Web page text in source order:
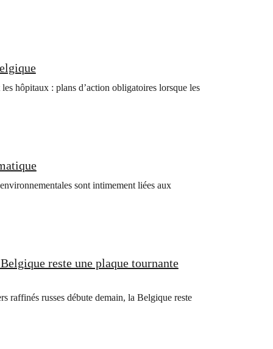
hôpitaux : plans d’action obligatoires lorsque les
sont intimement liées aux
reste une plaque tournante
raffinés russes débute demain, la Belgique reste